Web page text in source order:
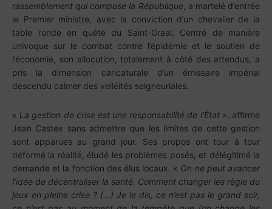
rassemblement qui compose la République, a martelé d’entrée
le Premier ministre, avec la conviction d’un chevalier de la
table ronde en quête du Saint-Graal. Centré de manière
univoque sur le combat contre l’épidémie et le soutien de
l’économie, son allocution, totalement à côté des attendus, a
pris la dimension caricaturale d’un émissaire impérial
descendu calmer des velléités seigneuriales.
« La gestion de crise est une responsabilité de l’État», affirme
Jean Castex sans admettre que les limites de cette gestion
sont apparues au grand jour. Ses propos ont tour à tour
déformé la réalité, éludé les problèmes posés, et délégitimé la
demande et la fonction des élus locaux. « On ne peut avancer
l’idée de décentraliser la santé. Comment changer les règle du
jeux en pleine crise ? (…) Je le dis, ce n’est pas le grand soir,